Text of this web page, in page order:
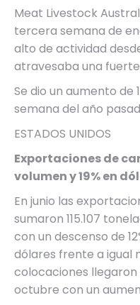
Meat Livestock
tercera semana de
alto de actividad
atravesaba una
Se dio un aumento de
semana del año
ESTADOS UNIDOS
Exportaciones de
volumen y 19% en
En junio las
sumaron 115.107
con un descenso de
dólares frente a igual
colocaciones
octubre con un